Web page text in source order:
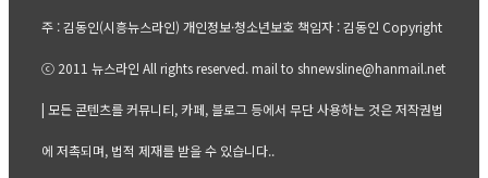
주 : 김동인(시흥뉴스라인) 개인정보·청소년보호 책임자 : 김동인 Copyright
ⓒ 2011 뉴스라인 All rights reserved. mail to shnewsline@hanmail.net
| 모든 콘텐츠를 커뮤니티, 카페, 블로그 등에서 무단 사용하는 것은 저작권법
에 저촉되며, 법적 제재를 받을 수 있습니다..